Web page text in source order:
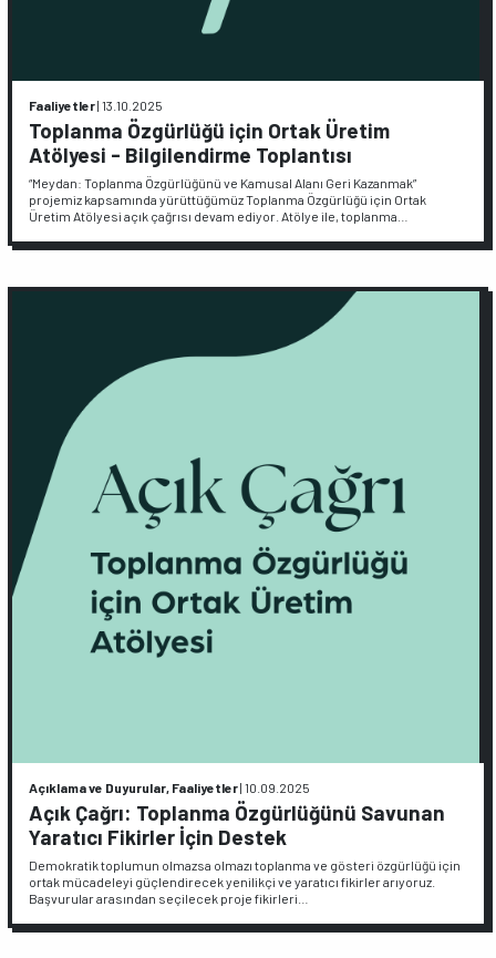
Faaliyetler|13.10.2025
Toplanma Özgürlüğü için Ortak Üretim
Atölyesi - Bilgilendirme Toplantısı
“Meydan: Toplanma Özgürlüğünü ve Kamusal Alanı Geri Kazanmak”
projemiz kapsamında yürüttüğümüz Toplanma Özgürlüğü için Ortak
Üretim Atölyesi açık çağrısı devam ediyor. Atölye ile, toplanma…
Açıklama ve Duyurular, Faaliyetler|10.09.2025
Açık Çağrı: Toplanma Özgürlüğünü Savunan
Yaratıcı Fikirler İçin Destek
Demokratik toplumun olmazsa olmazı toplanma ve gösteri özgürlüğü için
ortak mücadeleyi güçlendirecek yenilikçi ve yaratıcı fikirler arıyoruz.
Başvurular arasından seçilecek proje fikirleri…